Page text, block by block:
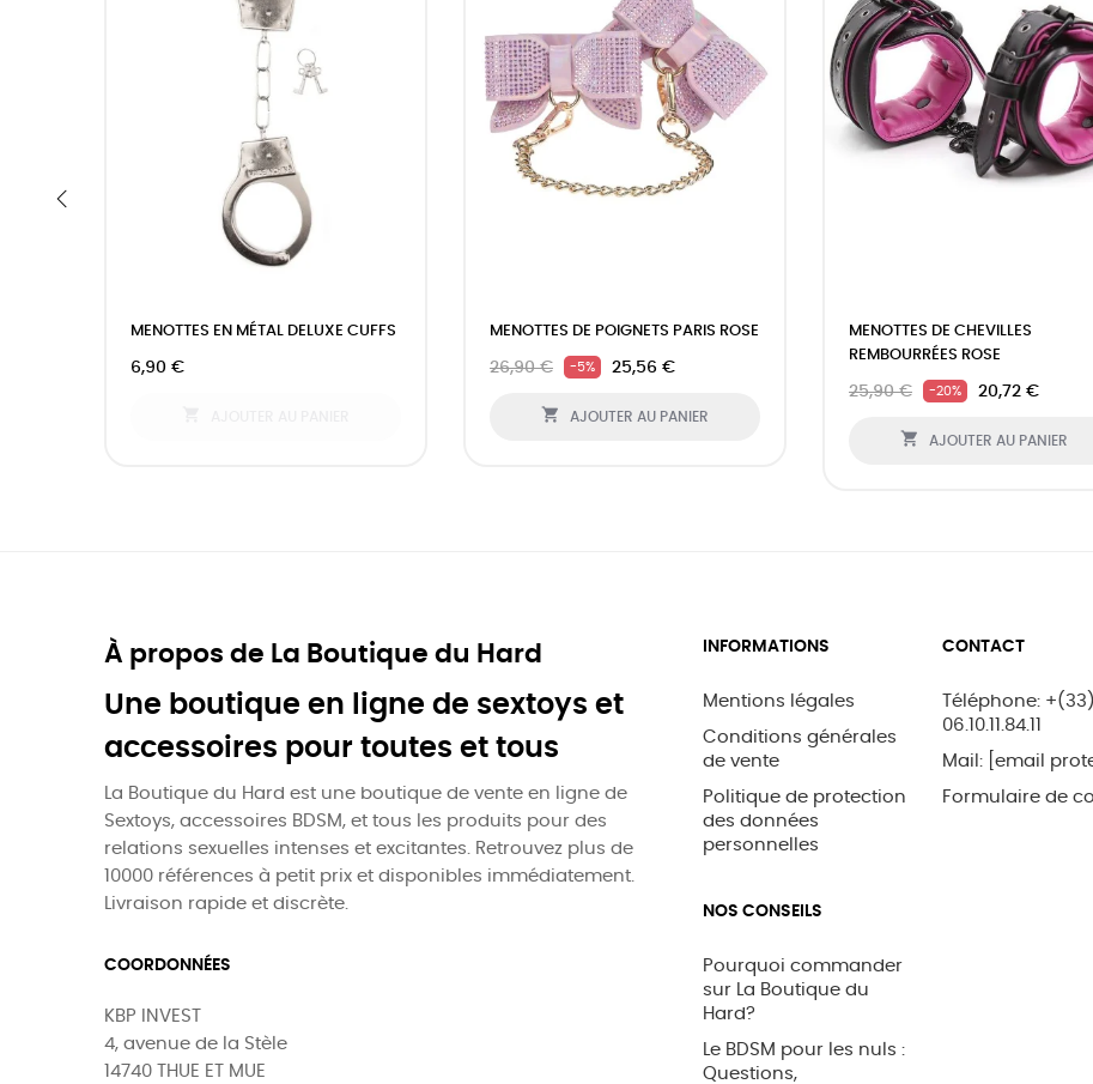
MENOTTES EN MÉTAL DELUXE CUFFS
6,90 €
MENOTTES DE POIGNETS PARIS ROSE
26,90 € -5% 25,56 €
 AJOUTER AU PANIER
MENOTTES DE CHEVILLES
REMBOURRÉES ROSE
25,90 € -20% 20,72 €
 AJOUTER AU PANIER
À propos de La Boutique du Hard
Une boutique en ligne de sextoys et
accessoires pour toutes et tous
La Boutique du Hard est une boutique de vente en ligne de
Sextoys, accessoires BDSM, et tous les produits pour des
relations sexuelles intenses et excitantes. Retrouvez plus de
10000 références à petit prix et disponibles immédiatement.
Livraison rapide et discrète.
COORDONNÉES
KBP INVEST
4, avenue de la Stèle
14740 THUE ET MUE
INFORMATIONS
Mentions légales
Conditions générales
de vente
Politique de protection
des données
personnelles
NOS CONSEILS
Pourquoi commander
sur La Boutique du
Hard?
Le BDSM pour les nuls :
Questions,
CONTACT
Téléphone: +(33)
06.10.11.84.11
Mail:
[email
Formulaire de